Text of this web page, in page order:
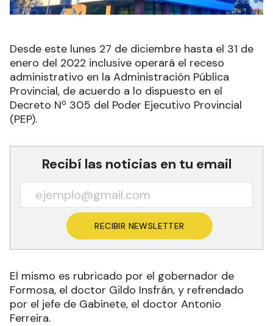
Desde este lunes 27 de diciembre hasta el 31 de
enero del 2022 inclusive operará el receso
administrativo en la Administración Pública
Provincial, de acuerdo a lo dispuesto en el
Decreto Nº 305 del Poder Ejecutivo Provincial
(PEP).
Recibí las noticias en tu email
RECIBIR NEWSLETTER
El mismo es rubricado por el gobernador de
Formosa, el doctor Gildo Insfrán, y refrendado
por el jefe de Gabinete, el doctor Antonio
Ferreira.